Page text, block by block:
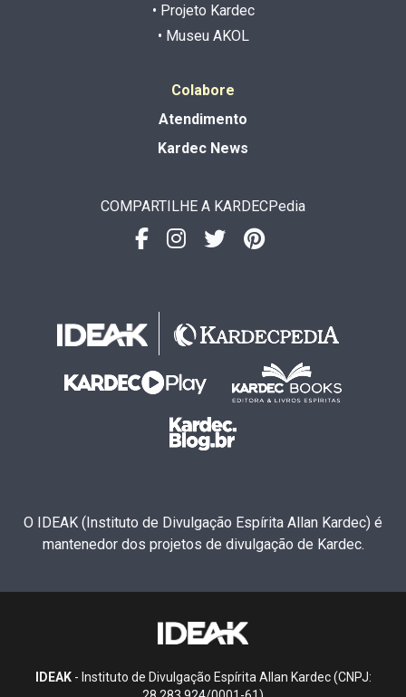
• Projeto Kardec
• Museu AKOL
Colabore
Atendimento
Kardec News
COMPARTILHE A KARDECPedia
O IDEAK (Instituto de Divulgação Espírita Allan Kardec) é
mantenedor dos projetos de divulgação de Kardec.
IDEAK- Instituto de Divulgação Espírita Allan Kardec (CNPJ: